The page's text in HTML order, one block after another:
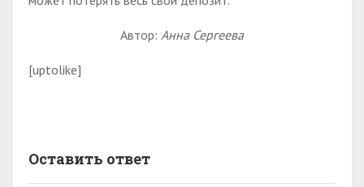
Автор: Анна Сергеева
[uptolike]
Оставить ответ